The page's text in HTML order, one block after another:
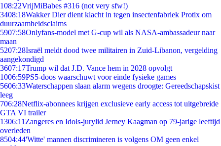
108:22VrijMiBabes #316 (not very sfw!)
3408:18Wakker Dier dient klacht in tegen insectenfabriek Protix om
duurzaamheidsclaims
5907:58Onlyfans-model met G-cup wil als NASA-ambassadeur naar
maan
5207:28Israël meldt dood twee militairen in Zuid-Libanon, vergelding
aangekondigd
3607:17Trump wil dat J.D. Vance hem in 2028 opvolgt
1006:59PS5-doos waarschuwt voor einde fysieke games
5606:33Waterschappen slaan alarm wegens droogte: Gereedschapskist
leeg
706:28Netflix-abonnees krijgen exclusieve early access tot uitgebreide
GTA VI trailer
1306:11 Zangeres en Idols-jurylid Jerney Kaagman op 79-jarige leeftijd
overleden
8504:44'Witte' mannen discrimineren is volgens OM geen enkel